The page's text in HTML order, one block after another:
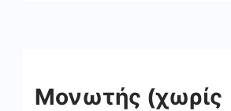
Μονωτής (χωρίς